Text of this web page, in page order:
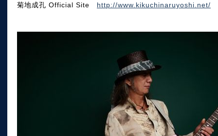
菊地成孔 Official Site http://www.kikuchinaruyoshi.net/